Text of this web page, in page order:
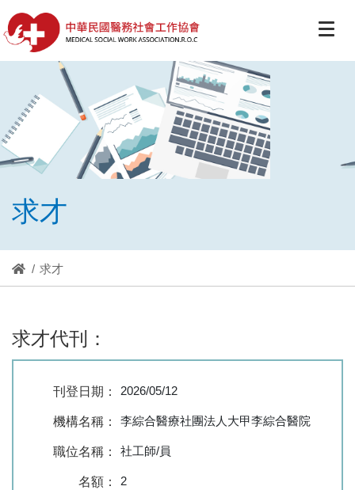
求才
求才
求才代刊：
刊登日期： 2026/05/12
機構名稱： 李綜合醫療社團法人大甲李綜合醫院
職位名稱： 社工師/員
名額： 2